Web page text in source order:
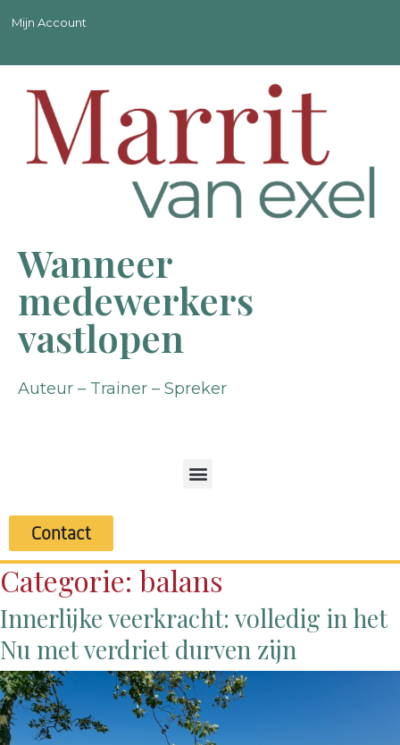
Mijn Account
Wanneer
medewerkers
vastlopen
Auteur – Trainer – Spreker
Contact
Categorie: balans
Innerlijke veerkracht: volledig in het
Nu met verdriet durven zijn